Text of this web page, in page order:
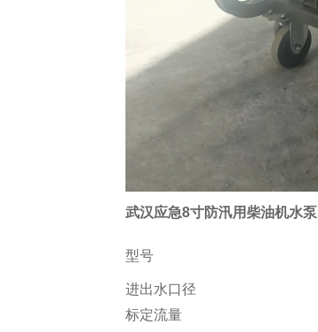
武汉应急8寸防汛用柴油机水泵
型号
进出水口径
标定流量